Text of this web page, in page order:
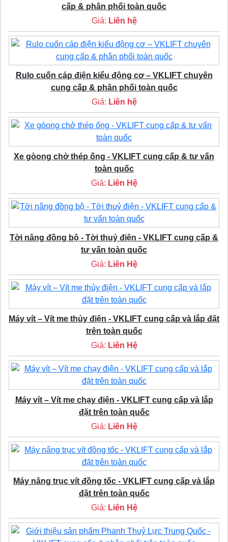
cấp & phân phối toàn quốc
Giá: Liên hệ
Rulo cuốn cáp điện kiểu động cơ – VKLIFT chuyên
cung cấp & phân phối toàn quốc
Giá: Liên hệ
Xe gòong chở thép ống - VKLIFT cung cấp & tư vấn
toàn quốc
Giá: Liên Hệ
Tời nâng đồng bộ - Tời thuỷ điện - VKLIFT cung cấp &
tư vấn toàn quốc
Giá: Liên Hệ
Máy vít – Vít me thủy điện - VKLIFT cung cấp và lắp đặt
trên toàn quốc
Giá: Liên Hệ
Máy vít – Vít me chạy điện - VKLIFT cung cấp và lắp
đặt trên toàn quốc
Giá: Liên Hệ
Máy nâng trục vít đồng tốc - VKLIFT cung cấp và lắp
đặt trên toàn quốc
Giá: Liên Hệ